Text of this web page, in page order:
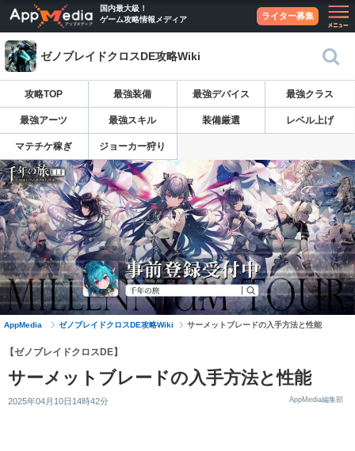
国内最大級！
ゲーム攻略情報メディア
ライター募集
ゼノブレイドクロスDE攻略Wiki
攻略TOP 最強装備 最強デバイス 最強クラス
最強アーツ 最強スキル 装備厳選 レベル上げ
マテチケ稼ぎ ジョーカー狩り
AppMedia ゼノブレイドクロスDE攻略Wiki サーメットブレードの入手方法と性能
【ゼノブレイドクロスDE】
サーメットブレードの入手方法と性能
2025年04月10日14時42分 AppMedia編集部